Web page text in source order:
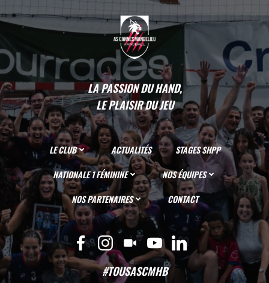
LA PASSION DU HAND,
LE PLAISIR DU JEU
LE CLUB ACTUALITÉS
STAGES SHPP
NATIONALE 1 FÉMININE
NOS ÉQUIPES
NOS PARTENAIRES
CONTACT
#TOUSASCMHB